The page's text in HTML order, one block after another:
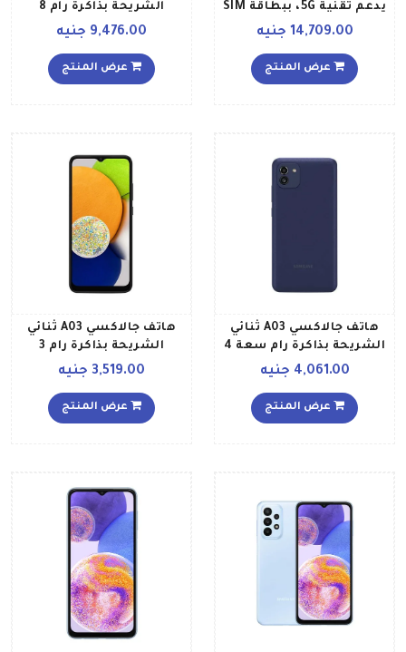
يدعم تقنية 5G، ببطاقة SIM
ولون أسود فانتوم، وذاكرة
داخلية سعة 256 جيجابايت
إصدار الشرق الأوسط
14,709.00 جنيه
عرض المنتج
الشريحة بذاكرة رام 8
جيجابايت وذاكرة داخلية
تقنية – 5G إصدار الشرق
الأوسط، لون أسود أوسوم
9,476.00 جنيه
عرض المنتج
هاتف جالاكسي A03 ثنائي
الشريحة بذاكرة رام سعة 4
جيجابايت وذاكرة داخلية
تقنية 4G LTE، لون أزرق
إصدار الشرق الأوسط
4,061.00 جنيه
عرض المنتج
هاتف جالاكسي A03 ثنائي
الشريحة بذاكرة رام 3
جيجابايت وذاكرة داخلية
تقنية LTE إصدار الشرق
الأوسط، لون أسود
3,519.00 جنيه
عرض المنتج